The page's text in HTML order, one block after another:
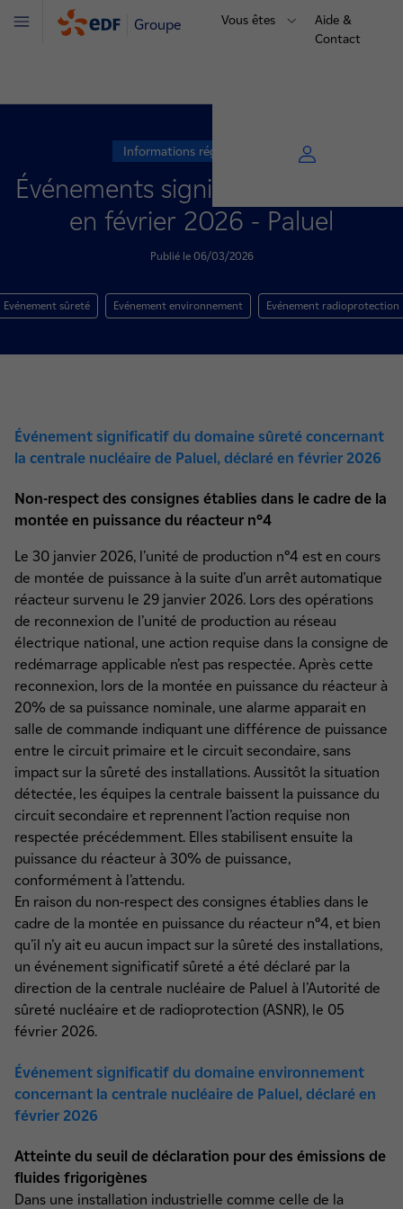
Groupe Vous êtes
Aide &
Contact
Menu
Informations réglementaires
Événements significatifs déclarés
en février 2026 - Paluel
Publié le 06/03/2026
Evénement sûreté Evénement environnement Evénement radioprotection
Événement significatif du domaine sûreté concernant
la centrale nucléaire de Paluel, déclaré en février 2026
Non-respect des consignes établies dans le cadre de la
montée en puissance du réacteur n°4
Le 30 janvier 2026, l’unité de production n°4 est en cours
de montée de puissance à la suite d’un arrêt automatique
réacteur survenu le 29 janvier 2026. Lors des opérations
de reconnexion de l’unité de production au réseau
électrique national, une action requise dans la consigne de
redémarrage applicable n’est pas respectée. Après cette
reconnexion, lors de la montée en puissance du réacteur à
20% de sa puissance nominale, une alarme apparait en
salle de commande indiquant une différence de puissance
entre le circuit primaire et le circuit secondaire, sans
impact sur la sûreté des installations. Aussitôt la situation
détectée, les équipes la centrale baissent la puissance du
circuit secondaire et reprennent l’action requise non
respectée précédemment. Elles stabilisent ensuite la
puissance du réacteur à 30% de puissance,
conformément à l’attendu.
En raison du non-respect des consignes établies dans le
cadre de la montée en puissance du réacteur n°4, et bien
qu’il n’y ait eu aucun impact sur la sûreté des installations,
un événement significatif sûreté a été déclaré par la
direction de la centrale nucléaire de Paluel à l’Autorité de
sûreté nucléaire et de radioprotection (ASNR), le 05
février 2026.
Événement significatif du domaine environnement
concernant la centrale nucléaire de Paluel, déclaré en
février 2026
Atteinte du seuil de déclaration pour des émissions de
fluides frigorigènes
Dans une installation industrielle comme celle de la